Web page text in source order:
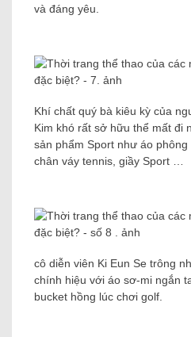
và đáng yêu.
Khí chất quý bà kiêu kỳ của
Kim khó rất sở hữu thể mất đi
sản phẩm Sport như áo
chân váy tennis, giầy Sport …
cô diễn viên Ki Eun Se trông
chính hiệu với áo sơ-mi ngắn
bucket hồng lúc chơi golf.